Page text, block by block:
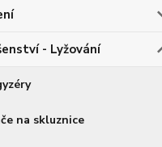
- Lyžování
na skluznice